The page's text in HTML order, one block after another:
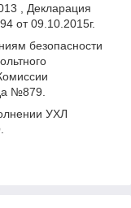
, Декларация
от 09.10.2015г.
безопасности
№879.
УХЛ